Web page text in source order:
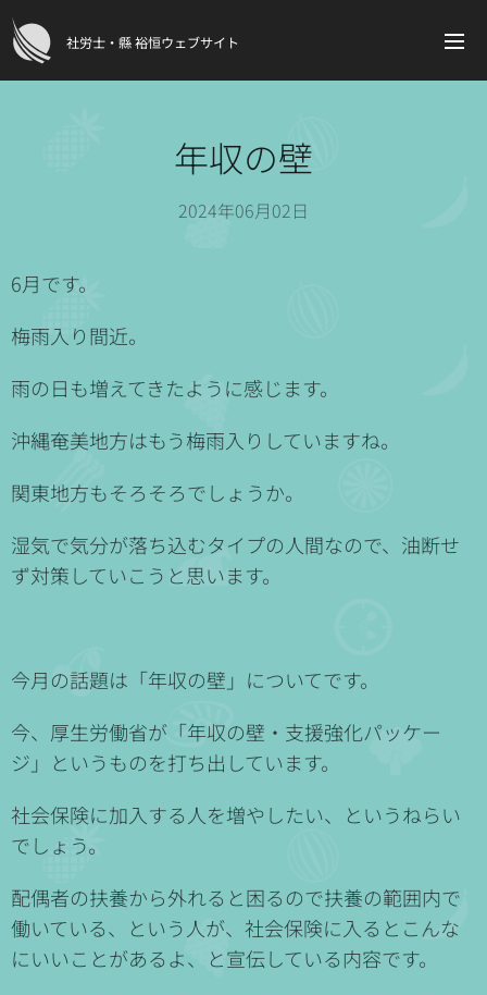
社労士・縣 裕恒ウェブサイト
年収の壁
2024年06月02日
6月です。
梅雨入り間近。
雨の日も増えてきたように感じます。
沖縄奄美地方はもう梅雨入りしていますね。
関東地方もそろそろでしょうか。
湿気で気分が落ち込むタイプの人間なので、油断せ
ず対策していこうと思います。
今月の話題は「年収の壁」についてです。
今、厚生労働省が「年収の壁・支援強化パッケー
ジ」というものを打ち出しています。
社会保険に加入する人を増やしたい、というねらい
でしょう。
配偶者の扶養から外れると困るので扶養の範囲内で
働いている、という人が、社会保険に入るとこんな
にいいことがあるよ、と宣伝している内容です。